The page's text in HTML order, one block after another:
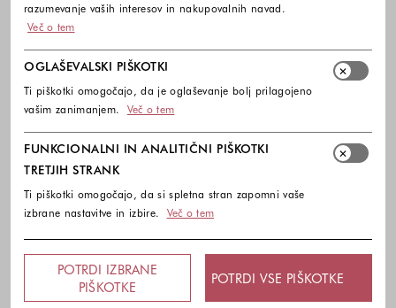
razumevanje vaših interesov in nakupovalnih navad.
Več o tem
OGLAŠEVALSKI PIŠKOTKI
Ti piškotki omogočajo, da je oglaševanje bolj prilagojeno
vašim zanimanjem.
Več o tem
FUNKCIONALNI IN ANALITIČNI PIŠKOTKI
TRETJIH STRANK
Ti piškotki omogočajo, da si spletna stran zapomni vaše
izbrane nastavitve in izbire.
Več o tem
POTRDI IZBRANE
PIŠKOTKE
POTRDI VSE PIŠKOTKE